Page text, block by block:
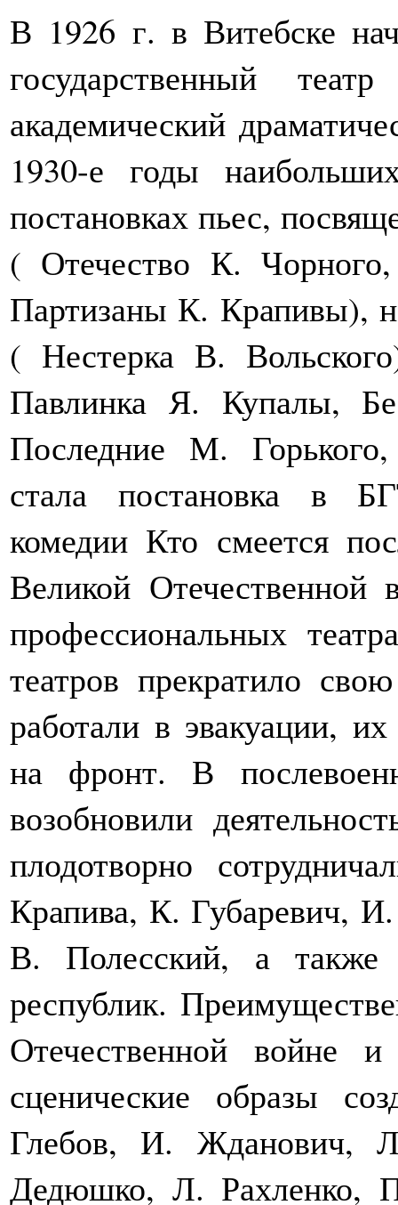
В 1926 г. в Витебске
государственный
академический
1930-е годы
постановках пьес,
( Отечество К.
Партизаны К. Крапивы),
( Нестерка В.
Павлинка Я. Купалы,
Последние М.
стала постановка в
комедии Кто смеется
Великой
профессиональных
театров прекратило
работали в эвакуации,
на фронт. В
возобновили
плодотворно
Крапива, К. Губаревич,
В. Полесский, а также
республик.
Отечественной войне
сценические образы
Глебов, И. Жданович,
Дедюшко, Л. Рахленко,